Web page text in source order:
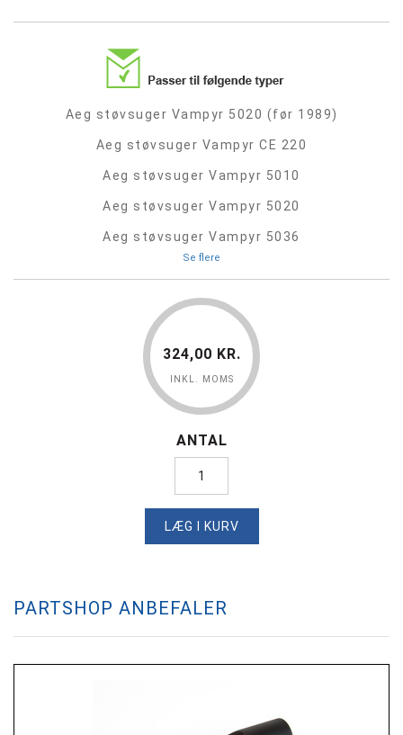
Aeg støvsuger Vampyr 5020 (før 1989)
Aeg støvsuger Vampyr CE 220
Aeg støvsuger Vampyr 5010
Aeg støvsuger Vampyr 5020
Aeg støvsuger Vampyr 5036
Se flere
324,00 KR.
INKL. MOMS
ANTAL
LÆG I KURV
PARTSHOP ANBEFALER